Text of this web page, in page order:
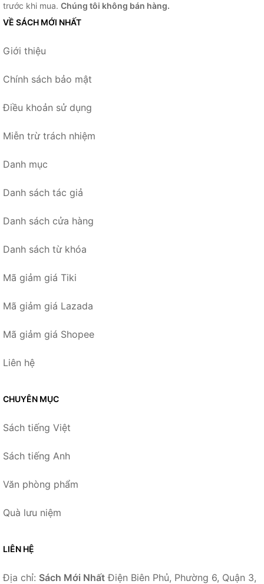
trước khi mua. Chúng tôi không bán hàng.
VỀ SÁCH MỚI NHẤT
Giới thiệu
Chính sách bảo mật
Điều khoản sử dụng
Miễn trừ trách nhiệm
Danh mục
Danh sách tác giả
Danh sách cửa hàng
Danh sách từ khóa
Mã giảm giá Tiki
Mã giảm giá Lazada
Mã giảm giá Shopee
Liên hệ
CHUYÊN MỤC
Sách tiếng Việt
Sách tiếng Anh
Văn phòng phẩm
Quà lưu niệm
LIÊN HỆ
Địa chỉ: Sách Mới Nhất Điện Biên Phủ, Phường 6, Quận 3,